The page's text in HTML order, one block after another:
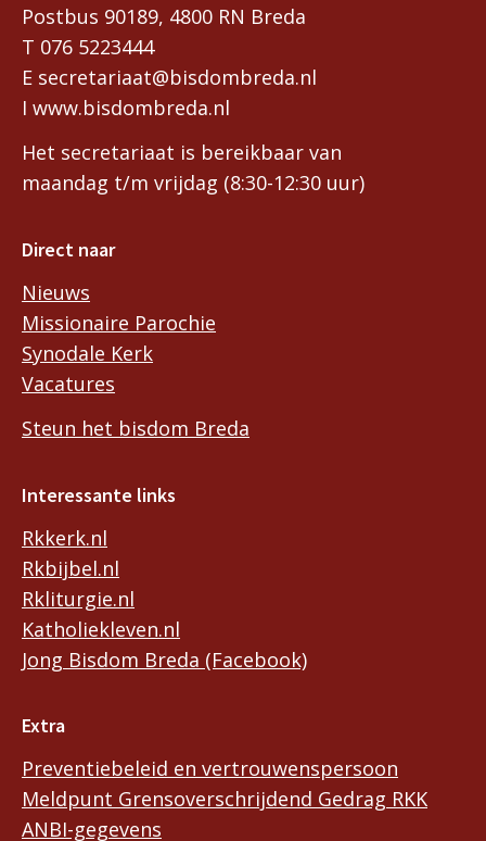
Postbus 90189, 4800 RN Breda
T 076 5223444
E secretariaat@bisdombreda.nl
I www.bisdombreda.nl
Het secretariaat is bereikbaar van
maandag t/m vrijdag (8:30-12:30 uur)
Direct naar
Nieuws
Missionaire Parochie
Synodale Kerk
Vacatures
Steun het bisdom Breda
Interessante links
Rkkerk.nl
Rkbijbel.nl
Rkliturgie.nl
Katholiekleven.nl
Jong Bisdom Breda (Facebook)
Extra
Preventiebeleid en vertrouwenspersoon
Meldpunt Grensoverschrijdend Gedrag RKK
ANBI-gegevens